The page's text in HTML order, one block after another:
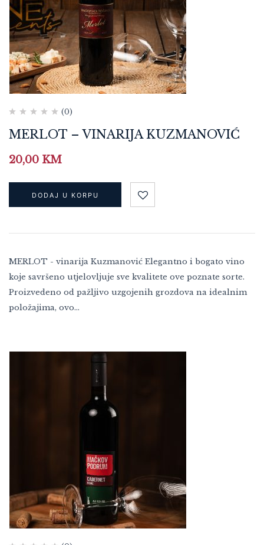
(0)
MERLOT – VINARIJA KUZMANOVIĆ
20,00 KM
DODAJ U KORPU
MERLOT - vinarija Kuzmanović Elegantno i bogato vino
koje savršeno utjelovljuje sve kvalitete ove poznate sorte.
Proizvedeno od pažljivo uzgojenih grozdova na idealnim
položajima, ovo…